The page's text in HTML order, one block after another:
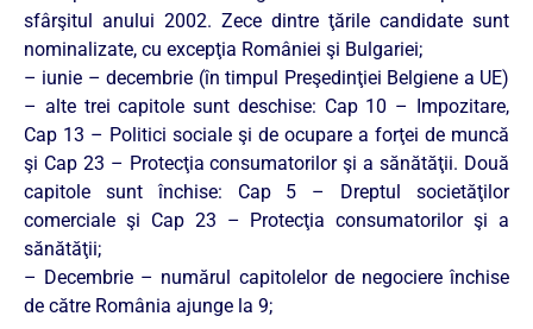
sfârşitul anului 2002. Zece dintre ţările candidate sunt
nominalizate, cu excepţia României şi Bulgariei;
– iunie – decembrie (în timpul Preşedinţiei Belgiene a UE)
– alte trei capitole sunt deschise: Cap 10 – Impozitare,
Cap 13 – Politici sociale şi de ocupare a forţei de muncă
şi Cap 23 – Protecţia consumatorilor şi a sănătăţii. Două
capitole sunt închise: Cap 5 – Dreptul societăţilor
comerciale şi Cap 23 – Protecţia consumatorilor şi a
sănătăţii;
– Decembrie – numărul capitolelor de negociere închise
de către România ajunge la 9;